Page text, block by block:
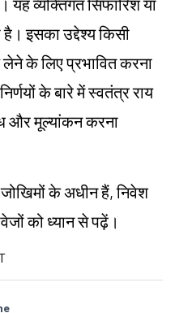
यह व्यक्तिगत सिफारिश या
इसका उद्देश्य किसी
लेने के लिए प्रभावित करना
के बारे में स्वतंत्र राय
और मूल्यांकन करना
जोखिमों के अधीन हैं, निवेश
को ध्यान से पढ़ें।